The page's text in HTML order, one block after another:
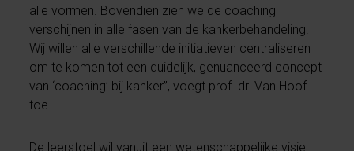
alle vormen. Bovendien zien we de coaching
verschijnen in alle fasen van de kankerbehandeling.
Wij willen alle verschillende initiatieven centraliseren
om te komen tot een duidelijk, genuanceerd concept
van ‘coaching’ bij kanker”, voegt prof. dr. Van Hoof
toe.
De leerstoel wil vanuit een wetenschappelijke visie